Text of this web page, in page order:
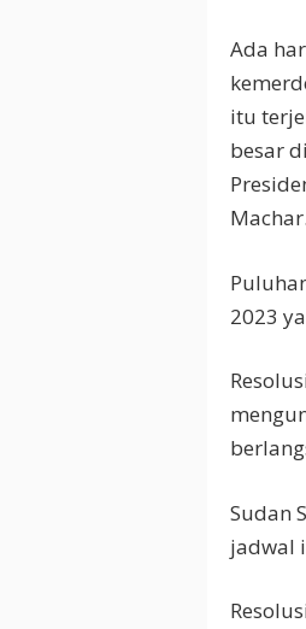
Ada
itu
besar
Machar.
2023
Sudan
jadwal